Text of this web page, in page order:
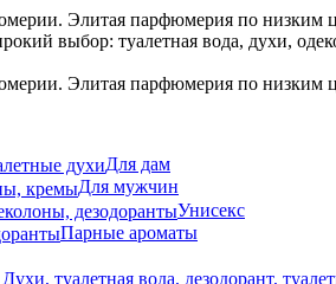
Для дам
Для мужчин
Унисекс
Парные ароматы